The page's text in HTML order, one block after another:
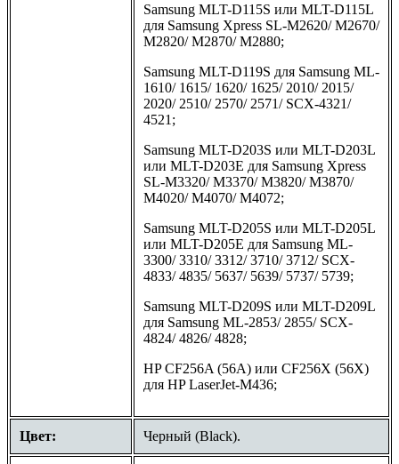
Samsung MLT-D115S или MLT-D115L
для Samsung Xpress SL-M2620/ M2670/
M2820/ M2870/ M2880;
Samsung MLT-D119S для Samsung ML-
1610/ 1615/ 1620/ 1625/ 2010/ 2015/
2020/ 2510/ 2570/ 2571/ SCX-4321/
4521;
Samsung MLT-D203S или MLT-D203L
или MLT-D203E для Samsung Xpress
SL-M3320/ M3370/ M3820/ M3870/
M4020/ M4070/ M4072;
Samsung MLT-D205S или MLT-D205L
или MLT-D205E для Samsung ML-
3300/ 3310/ 3312/ 3710/ 3712/ SCX-
4833/ 4835/ 5637/ 5639/ 5737/ 5739;
Samsung MLT-D209S или MLT-D209L
для Samsung ML-2853/ 2855/ SCX-
4824/ 4826/ 4828;
HP CF256A (56A) или CF256X (56X)
для HP LaserJet-M436;
Цвет: Черный (Black).